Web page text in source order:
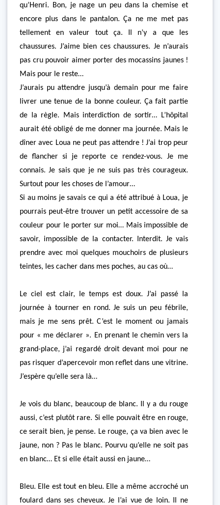
qu’Henri. Bon, je nage un peu dans la chemise et
encore plus dans le pantalon. Ça ne me met pas
tellement en valeur tout ça. Il n’y a que les
chaussures. J’aime bien ces chaussures. Je n’aurais
pas cru pouvoir aimer porter des mocassins jaunes !
Mais pour le reste…
J’aurais pu attendre jusqu’à demain pour me faire
livrer une tenue de la bonne couleur. Ça fait partie
de la règle. Mais interdiction de sortir… L’hôpital
aurait été obligé de me donner ma journée. Mais le
dîner avec Loua ne peut pas attendre ! J’ai trop peur
de flancher si je reporte ce rendez-vous. Je me
connais. Je sais que je ne suis pas très courageux.
Surtout pour les choses de l’amour…
Si au moins je savais ce qui a été attribué à Loua, je
pourrais peut-être trouver un petit accessoire de sa
couleur pour le porter sur moi… Mais impossible de
savoir, impossible de la contacter. Interdit. Je vais
prendre avec moi quelques mouchoirs de plusieurs
teintes, les cacher dans mes poches, au cas où…
Le ciel est clair, le temps est doux. J’ai passé la
journée à tourner en rond. Je suis un peu fébrile,
mais je me sens prêt. C’est le moment ou jamais
pour « me déclarer ». En prenant le chemin vers la
grand-place, j’ai regardé droit devant moi pour ne
pas risquer d’apercevoir mon reflet dans une vitrine.
J’espère qu’elle sera là…
Je vois du blanc, beaucoup de blanc. Il y a du rouge
aussi, c’est plutôt rare. Si elle pouvait être en rouge,
ce serait bien, je pense. Le rouge, ça va bien avec le
jaune, non ? Pas le blanc. Pourvu qu’elle ne soit pas
en blanc… Et si elle était aussi en jaune…
Bleu. Elle est tout en bleu. Elle a même accroché un
foulard dans ses cheveux. Je l’ai vue de loin. Il ne